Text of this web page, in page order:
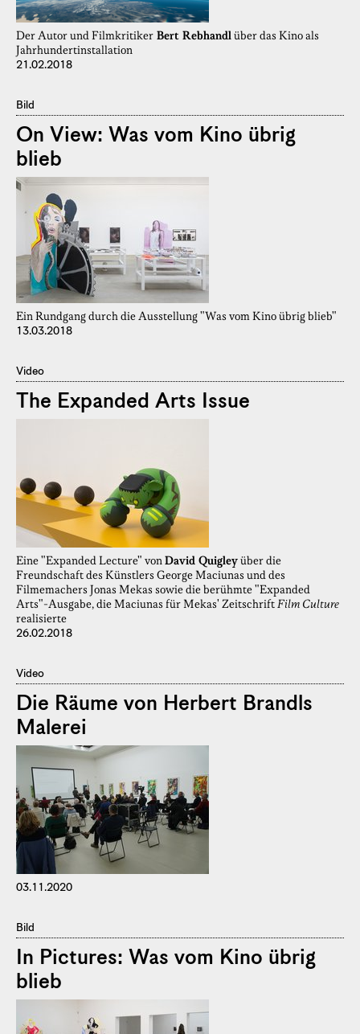
Der Autor und Filmkritiker Bert Rebhandlüber das Kino als
Jahrhundertinstallation
21.02.2018
Bild
On View: Was vom Kino übrig
blieb
Ein Rundgang durch die Ausstellung "Was vom Kino übrig blieb"
13.03.2018
Video
The Expanded Arts Issue
Eine "Expanded Lecture" vonDavid Quigleyüber die
Freundschaft des Künstlers George Maciunas und des
Filmemachers Jonas Mekas sowie die berühmte "Expanded
Arts"-Ausgabe, die Maciunas für Mekas' ZeitschriftFilm Culture
realisierte
26.02.2018
Video
Die Räume von Herbert Brandls
Malerei
03.11.2020
Bild
In Pictures: Was vom Kino übrig
blieb